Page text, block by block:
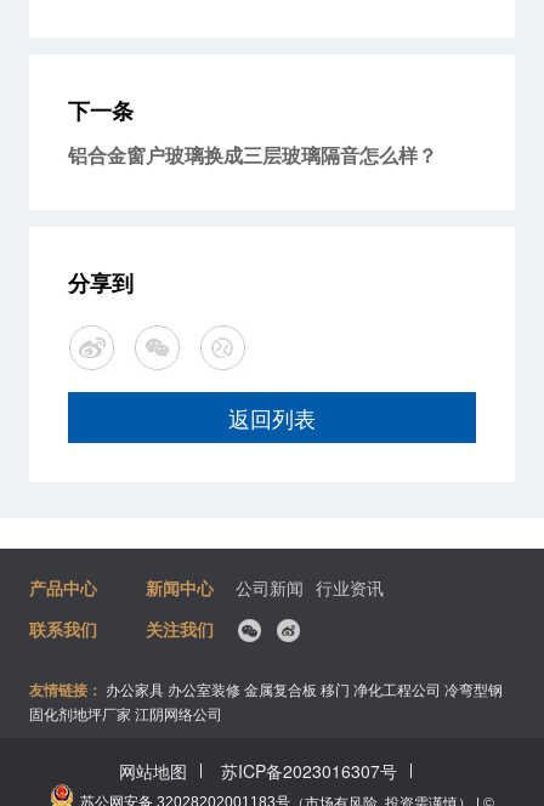
下一条
铝合金窗户玻璃换成三层玻璃隔音怎么样？
分享到
返回列表
产品中心 新闻中心 公司新闻 行业资讯
联系我们
关注我们
友情链接： 办公家具 办公室装修 金属复合板 移门 净化工程公司 冷弯型钢
固化剂地坪厂家 江阴网络公司
网站地图 苏ICP备2023016307号
苏公网安备 32028202001183号